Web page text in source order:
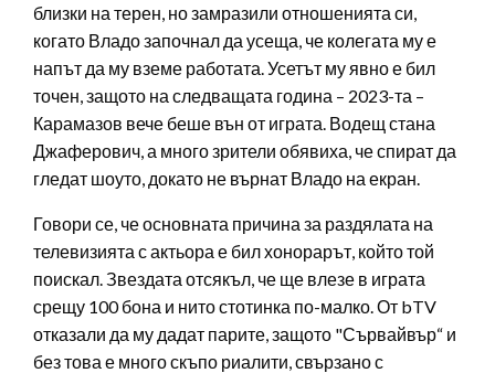
близки на терен, но замразили отношенията си,
когато Владо започнал да усеща, че колегата му е
напът да му вземе работата. Усетът му явно е бил
точен, защото на следващата година – 2023-та –
Карамазов вече беше вън от играта. Водещ стана
Джаферович, а много зрители обявиха, че спират да
гледат шоуто, докато не върнат Владо на екран.
Говори се, че основната причина за раздялата на
телевизията с актьора е бил хонорарът, който той
поискал. Звездата отсякъл, че ще влезе в играта
срещу 100 бона и нито стотинка по-малко. От bTV
отказали да му дадат парите, защото "Сървайвър“ и
без това е много скъпо риалити, свързано с